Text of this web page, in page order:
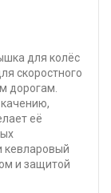
для колёс
скоростного
дорогам.
её
кевларовый
и защитой